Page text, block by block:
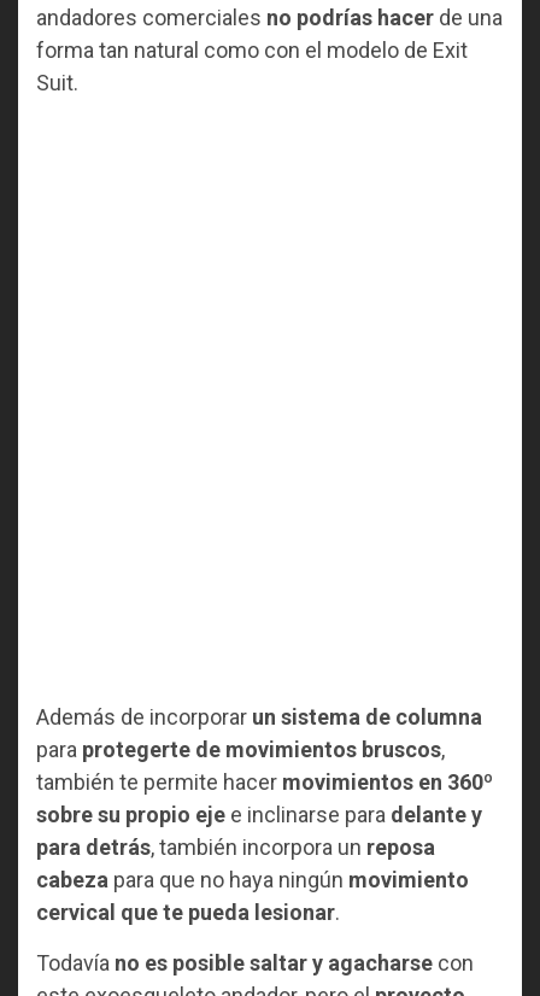
andadores comerciales no podrías hacer de una
forma tan natural como con el modelo de Exit
Suit.
Además de incorporar un sistema de columna
para protegerte de movimientos bruscos,
también te permite hacer movimientos en 360º
sobre su propio eje e inclinarse para delante y
para detrás, también incorpora un reposa
cabeza para que no haya ningún movimiento
cervical que te pueda lesionar.
Todavía no es posible saltar y agacharse con